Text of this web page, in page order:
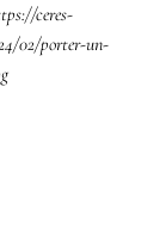
ceres-
02/porter-un-